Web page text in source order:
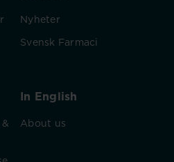
Nyheter
Svensk Farmaci
In English
About us